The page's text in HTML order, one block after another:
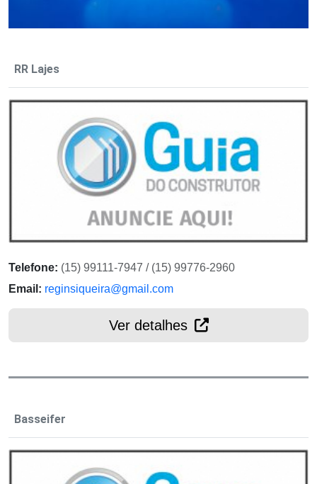
RR Lajes
Telefone: (15) 99111-7947 / (15) 99776-2960
Email: reginsiqueira@gmail.com
Ver detalhes
Basseifer